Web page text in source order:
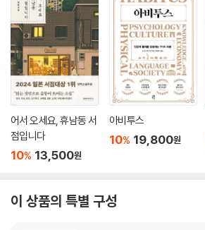
어서 오세요, 휴남동 서
점입니다
10% 13,500원
아비투스
10% 19,800원
이 상품의 특별 구성